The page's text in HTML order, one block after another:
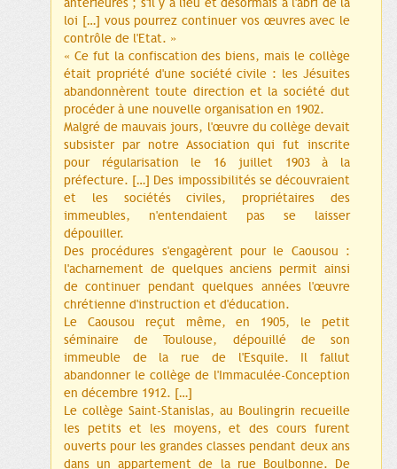
antérieures ; s'il y a lieu et désormais à l'abri de la
loi […] vous pourrez continuer vos œuvres avec le
contrôle de l'Etat. »
« Ce fut la confiscation des biens, mais le collège
était propriété d'une société civile : les Jésuites
abandonnèrent toute direction et la société dut
procéder à une nouvelle organisation en 1902.
Malgré de mauvais jours, l'œuvre du collège devait
subsister par notre Association qui fut inscrite
pour régularisation le 16 juillet 1903 à la
préfecture. […] Des impossibilités se découvraient
et les sociétés civiles, propriétaires des
immeubles, n'entendaient pas se laisser
dépouiller.
Des procédures s'engagèrent pour le Caousou :
l'acharnement de quelques anciens permit ainsi
de continuer pendant quelques années l'œuvre
chrétienne d'instruction et d'éducation.
Le Caousou reçut même, en 1905, le petit
séminaire de Toulouse, dépouillé de son
immeuble de la rue de l'Esquile. Il fallut
abandonner le collège de l'Immaculée-Conception
en décembre 1912. […]
Le collège Saint-Stanislas, au Boulingrin recueille
les petits et les moyens, et des cours furent
ouverts pour les grandes classes pendant deux ans
dans un appartement de la rue Boulbonne. De